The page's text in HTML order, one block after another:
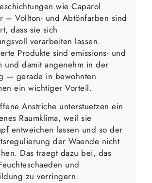
wie Caparol
– Vollton- und Abtönfarben sind
dass sie sich
verarbeiten lassen.
Produkte sind emissions- und
und damit angenehm in der
— gerade in bewohnten
ein wichtiger Vorteil.
Anstriche unterstuetzen ein
Raumklima, weil sie
entweichen lassen und so der
der Waende nicht
Das traegt dazu bei, das
und
zu verringern.